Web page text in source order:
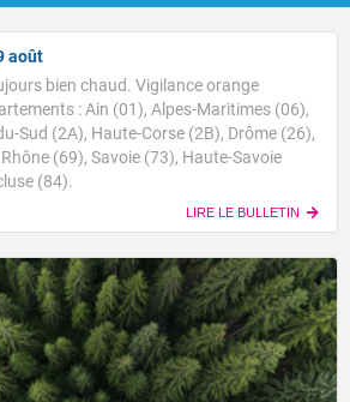
août
bien chaud. Vigilance orange
: Ain (01), Alpes-Maritimes (06),
Sud (2A), Haute-Corse (2B), Drôme (26),
(69), Savoie (73), Haute-Savoie
(84).
LIRE LE BULLETIN